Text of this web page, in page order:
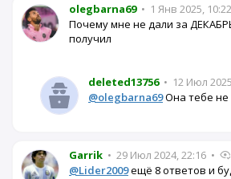
olegbarna69 • 1 Янв 2025, 10:22
Почему мне не дали за
получил
deleted13756 • 12 Июл
@olegbarna69Она тебе не
Garrik • 29 Июл 2024, 22:16 •
@Lider2009ещё 8 ответов и